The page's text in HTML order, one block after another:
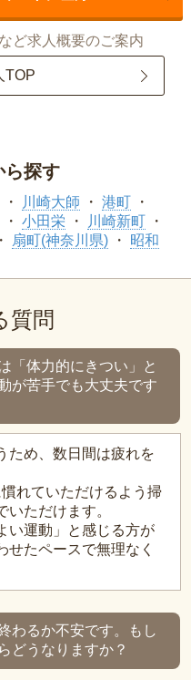
ど求人概要のご案内
TOP
ら探す
川崎大師
港町
小田栄
川崎新町
扇町(神奈川県) 昭和
質問
「体力的にきつい」と
が苦手でも大丈夫です
ため、数日間は疲れを
れていただけるよう掃
いただけます。
い運動」と感じる方が
せたペースで無理なく
わるか不安です。もし
どうなりますか？